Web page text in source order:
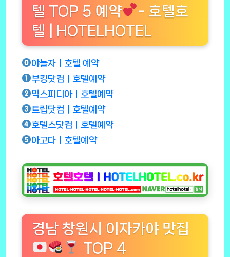
텔 TOP 5 예약
- 호텔호
텔 | HOTELHOTEL
야놀자ㅣ호텔 예약
부킹닷컴ㅣ호텔예약
익스피디아ㅣ호텔예약
트립닷컴ㅣ호텔예약
호텔스닷컴ㅣ호텔예약
아고다ㅣ호텔예약
경남 창원시 이자카야 맛집
TOP 4